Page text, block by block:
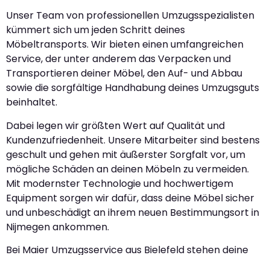
Unser Team von professionellen Umzugsspezialisten
kümmert sich um jeden Schritt deines
Möbeltransports. Wir bieten einen umfangreichen
Service, der unter anderem das Verpacken und
Transportieren deiner Möbel, den Auf- und Abbau
sowie die sorgfältige Handhabung deines Umzugsguts
beinhaltet.
Dabei legen wir größten Wert auf Qualität und
Kundenzufriedenheit. Unsere Mitarbeiter sind bestens
geschult und gehen mit äußerster Sorgfalt vor, um
mögliche Schäden an deinen Möbeln zu vermeiden.
Mit modernster Technologie und hochwertigem
Equipment sorgen wir dafür, dass deine Möbel sicher
und unbeschädigt an ihrem neuen Bestimmungsort in
Nijmegen ankommen.
Bei Maier Umzugsservice aus Bielefeld stehen deine